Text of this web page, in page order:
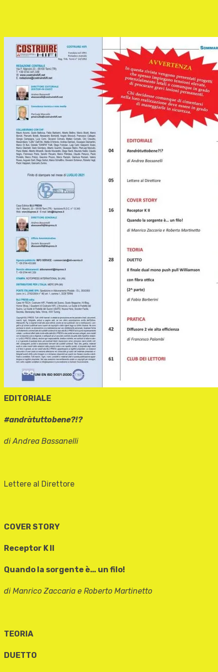
EDITORIALE
#andràtuttobene?!?
di Andrea Bassanelli
Lettere al Direttore
COVER STORY
Receptor K II
Quando la sorgente è… un filo!
di Manrico Zaccaria e Roberto Martinetto
TEORIA
DUETTO